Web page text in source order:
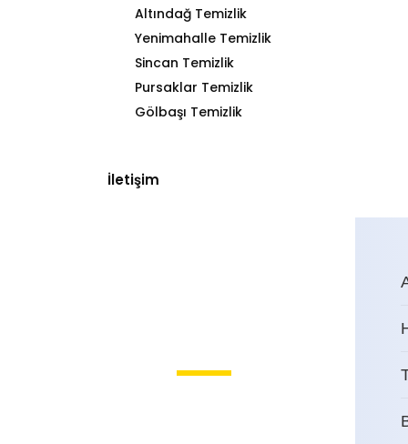
Altındağ Temizlik
Yenimahalle Temizlik
Sincan Temizlik
Pursaklar Temizlik
Gölbaşı Temizlik
İletişim